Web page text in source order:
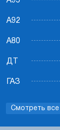
А92
А80
ДТ
ГАЗ
Смотреть все